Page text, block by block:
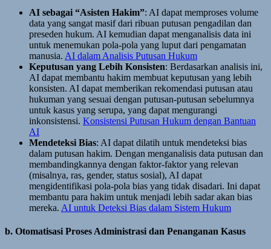
AI sebagai “Asisten Hakim”: AI dapat memproses volume
data yang sangat masif dari ribuan putusan pengadilan dan
preseden hukum. AI kemudian dapat menganalisis data ini
untuk menemukan pola-pola yang luput dari pengamatan
manusia. AI dalam Analisis Putusan Hukum
Keputusan yang Lebih Konsisten: Berdasarkan analisis ini,
AI dapat membantu hakim membuat keputusan yang lebih
konsisten. AI dapat memberikan rekomendasi putusan atau
hukuman yang sesuai dengan putusan-putusan sebelumnya
untuk kasus yang serupa, yang dapat mengurangi
inkonsistensi. Konsistensi Putusan Hukum dengan Bantuan
AI
Mendeteksi Bias: AI dapat dilatih untuk mendeteksi bias
dalam putusan hakim. Dengan menganalisis data putusan dan
membandingkannya dengan faktor-faktor yang relevan
(misalnya, ras, gender, status sosial), AI dapat
mengidentifikasi pola-pola bias yang tidak disadari. Ini dapat
membantu para hakim untuk menjadi lebih sadar akan bias
mereka. AI untuk Deteksi Bias dalam Sistem Hukum
b. Otomatisasi Proses Administrasi dan Penanganan Kasus